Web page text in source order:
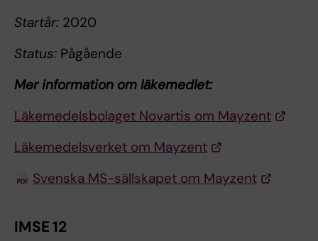
Startår: 2020
Status: Pågående
Mer information om läkemedlet:
Läkemedelsbolaget Novartis om Mayzent
Läkemedelsverket om Mayzent
Svenska MS-sällskapet om Mayzent
IMSE 12